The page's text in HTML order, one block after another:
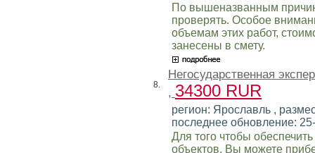
По вышеназванным
проверять. Особое
объемам этих работ,
занесены в смету.
8.
Негосударственная
, 34300 RUR
регион: Ярославль ,
последнее обновление:
Для того чтобы
объектов, Вы можете